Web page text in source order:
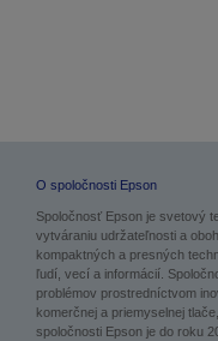
O spoločnosti Epson
Spoločnosť Epson je svetový
vytváraniu udržateľnosti a
kompaktných a presných
ľudí, vecí a informácií.
problémov prostredníctvom
komerčnej a priemyselnej
spoločnosti Epson je do roku